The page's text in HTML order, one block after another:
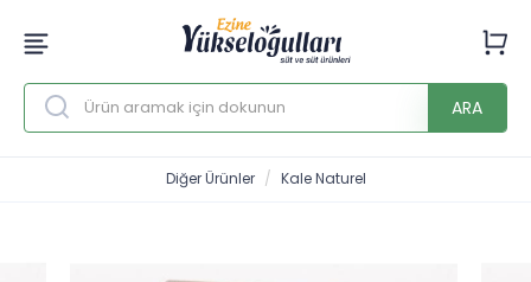
ARA
Diğer Ürünler Kale Naturel